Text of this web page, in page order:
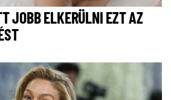
JOBB ELKERÜLNI EZT AZ